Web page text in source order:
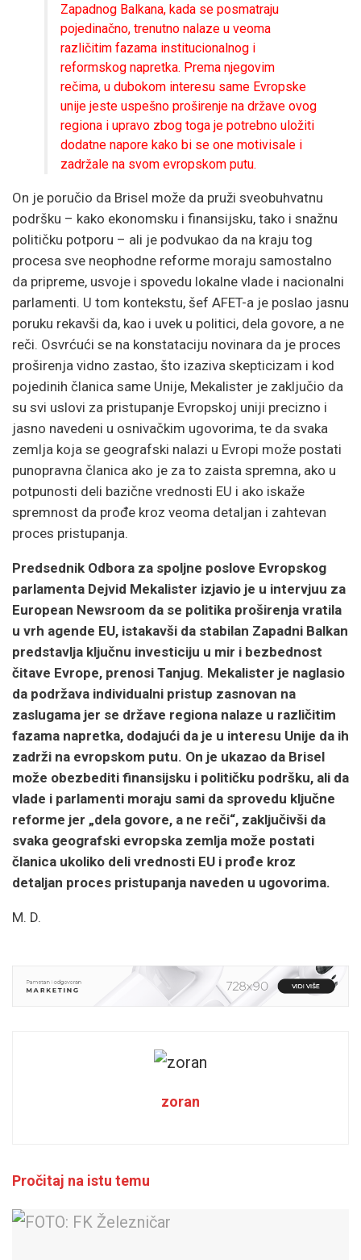
Zapadnog Balkana, kada se posmatraju
pojedinačno, trenutno nalaze u veoma
različitim fazama institucionalnog i
reformskog napretka. Prema njegovim
rečima, u dubokom interesu same Evropske
unije jeste uspešno proširenje na države ovog
regiona i upravo zbog toga je potrebno uložiti
dodatne napore kako bi se one motivisale i
zadržale na svom evropskom putu.
On je poručio da Brisel može da pruži sveobuhvatnu
podršku – kako ekonomsku i finansijsku, tako i snažnu
političku potporu – ali je podvukao da na kraju tog
procesa sve neophodne reforme moraju samostalno
da pripreme, usvoje i spovedu lokalne vlade i nacionalni
parlamenti. U tom kontekstu, šef AFET-a je poslao jasnu
poruku rekavši da, kao i uvek u politici, dela govore, a ne
reči. Osvrćući se na konstataciju novinara da je proces
proširenja vidno zastao, što izaziva skepticizam i kod
pojedinih članica same Unije, Mekalister je zaključio da
su svi uslovi za pristupanje Evropskoj uniji precizno i
jasno navedeni u osnivačkim ugovorima, te da svaka
zemlja koja se geografski nalazi u Evropi može postati
punopravna članica ako je za to zaista spremna, ako u
potpunosti deli bazične vrednosti EU i ako iskaže
spremnost da prođe kroz veoma detaljan i zahtevan
proces pristupanja.
Predsednik Odbora za spoljne poslove Evropskog
parlamenta Dejvid Mekalister izjavio je u intervjuu za
European Newsroom da se politika proširenja vratila
u vrh agende EU, istakavši da stabilan Zapadni Balkan
predstavlja ključnu investiciju u mir i bezbednost
čitave Evrope, prenosi Tanjug. Mekalister je naglasio
da podržava individualni pristup zasnovan na
zaslugama jer se države regiona nalaze u različitim
fazama napretka, dodajući da je u interesu Unije da ih
zadrži na evropskom putu. On je ukazao da Brisel
može obezbediti finansijsku i političku podršku, ali da
vlade i parlamenti moraju sami da sprovedu ključne
reforme jer „dela govore, a ne reči“, zaključivši da
svaka geografski evropska zemlja može postati
članica ukoliko deli vrednosti EU i prođe kroz
detaljan proces pristupanja naveden u ugovorima.
M. D.
zoran
Pročitaj na istu temu